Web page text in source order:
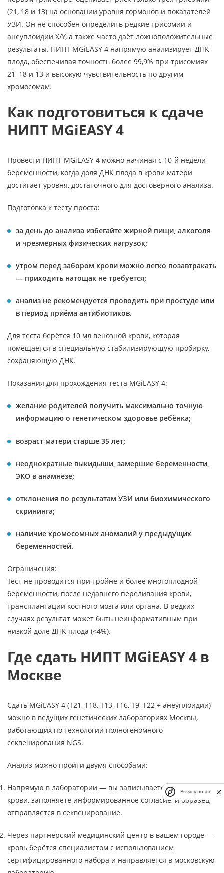
(21, 18 и 13) на основании уровня гормонов и показателей
УЗИ. Он не способен определить редкие трисомии и
анеуплоидии X/Y, а также часто даёт ложноположительные
результаты. НИПТ MGiEASY 4 напрямую анализирует ДНК
плода, обеспечивая точность более 99,9% при трисомиях
21, 18 и 13 и высокую чувствительность по другим
хромосомам.
Как подготовиться к сдаче
НИПТ MGiEASY 4
Провести НИПТ MGiEASY 4 можно начиная с 10-й недели
беременности, когда доля ДНК плода в крови матери
достигает уровня, достаточного для достоверного анализа.
Подготовка к тесту проста:
за день до анализа избегайте жирной пищи, алкоголя
и чрезмерных физических нагрузок;
утром перед забором крови можно легко позавтракать
— приходить натощак не требуется;
анализ не рекомендуется проводить при простуде или
в период приёма антибиотиков.
Для теста берётся 10 мл венозной крови, которая
помещается в специальную стабилизирующую пробирку,
сохраняющую ДНК.
Показания для прохождения теста MGiEASY 4:
желание родителей получить максимально точную
информацию о генетическом здоровье ребёнка;
возраст матери старше 35 лет;
неоднократные выкидыши, замершие беременности,
ЭКО в анамнезе;
отклонения по результатам УЗИ или биохимического
скрининга;
наличие хромосомных аномалий у предыдущих
беременностей.
Ограничения:
Тест не проводится при тройне и более многоплодной
беременности, после недавнего переливания крови,
трансплантации костного мозга или органа. В редких
случаях результат может быть неинформативным при
низкой доле ДНК плода (<4%).
Где сдать НИПТ MGiEASY 4 в
Москве
Сдать MGiEASY 4 (Т21, Т18, Т13, Т16, Т9, Т22 + анеуплоидии)
можно в ведущих генетических лабораториях Москвы,
работающих по технологии полногеномного
секвенирования NGS.
Анализ можно пройти двумя способами:
Напрямую в лаборатории — вы записываетесь на забор
крови, заполняете информированное согласие, и образец
отправляется в секвенирование.
Через партнёрский медицинский центр в вашем городе —
кровь берётся специалистом с использованием
сертифицированного набора и направляется в московскую
Privacy notice